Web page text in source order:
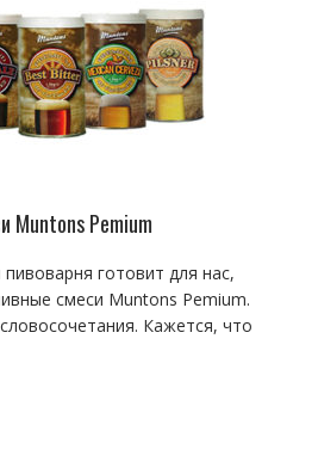
Muntons Pemium
готовит для нас,
смеси Muntons Pemium.
Кажется, что